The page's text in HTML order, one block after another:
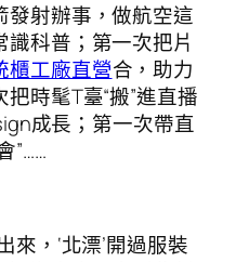
發射辦事，做航空這
科普；第一次把片
櫃工廠直營合，助力
時髦T臺“搬”進直播
成長；第一次帶直
”……
來，‘北漂’開過服裝